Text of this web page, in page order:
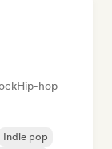
Hip-hop
Indie pop